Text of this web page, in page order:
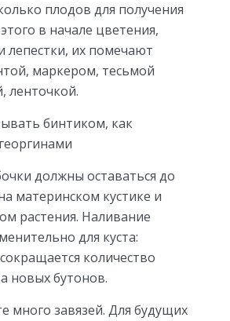
плодов для получения
в начале цветения,
лепестки, их помечают
маркером, тесьмой
ленточкой.
бинтиком, как
должны оставаться до
материнском кустике и
растения. Наливание
для куста:
количество
новых бутонов.
много завязей. Для будущих